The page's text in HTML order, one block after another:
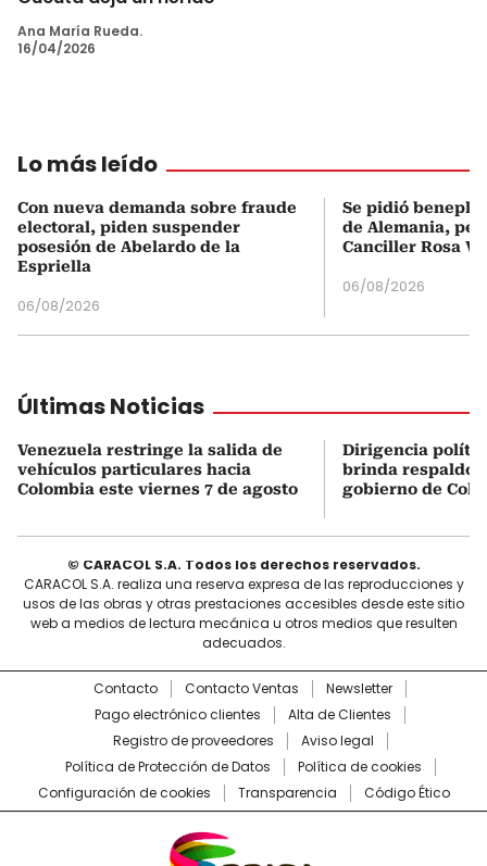
Ana María Rueda.
16/04/2026
Lo más leído
Con nueva demanda sobre fraude
electoral, piden suspender
posesión de Abelardo de la
Espriella
06/08/2026
Se pidió
de Alemania,
Canciller Rosa
06/08/2026
Últimas Noticias
Venezuela restringe la salida de
vehículos particulares hacia
Colombia este viernes 7 de agosto
Dirigencia
brinda respaldo
gobierno de
© CARACOL S.A. Todos los derechos reservados.
CARACOL S.A. realiza una reserva expresa de las reproducciones y
usos de las obras y otras prestaciones accesibles desde este sitio
web a medios de lectura mecánica u otros medios que resulten
adecuados.
Contacto Contacto Ventas
Newsletter
Pago electrónico clientes
Alta de Clientes
Registro de proveedores
Aviso legal
Política de Protección de Datos
Política de cookies
Configuración de cookies
Transparencia Código Ético